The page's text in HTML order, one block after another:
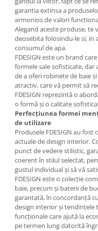
garantia extinsa a
armonios de valori
Alegand aceste produse, te
deosebita folosindu-le si, in
consumul de apa.
FDESIGN este un brand
formele sale sofisticate,
de a oferi robinete de baie
atractiv, care vă permit să
FDESIGN reprezintă o
o formă și o calitate
Perfecțiunea formei
de utilizare
Produsele FDESIGN au
actuale de design interior.
punct de vedere stilistic,
coerent în stilul selectat,
gustul individual și să vă
FDESIGN este o colecție
baie, precum și baterii de
garantată, în concordanță
design interior și tendințele
funcționale care ajută la
pe termen lung datorită